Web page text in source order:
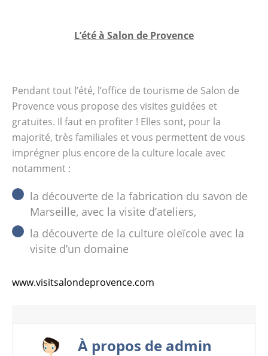
L’été à Salon de Provence
Pendant tout l’été, l’office de tourisme de Salon de
Provence vous propose des visites guidées et
gratuites. Il faut en profiter ! Elles sont, pour la
majorité, très familiales et vous permettent de vous
imprégner plus encore de la culture locale avec
notamment :
la découverte de la fabrication du savon de
Marseille, avec la visite d’ateliers,
la découverte de la culture oleïcole avec la
visite d’un domaine
www.visitsalondeprovence.com
À propos de admin